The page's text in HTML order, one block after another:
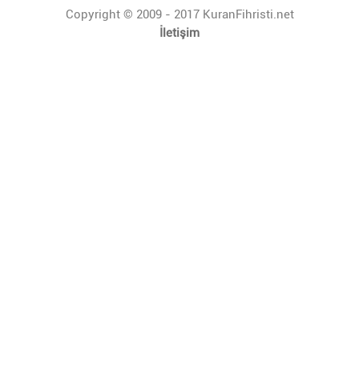
Copyright © 2009 - 2017 KuranFihristi.net
İletişim